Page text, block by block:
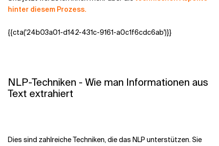
hinter diesem Prozess.
{{cta('24b03a01-d142-431c-9161-a0c1f6cdc6ab')}}
NLP-Techniken - Wie man Informationen aus
Text extrahiert
Dies sind zahlreiche Techniken, die das NLP unterstützen. Sie